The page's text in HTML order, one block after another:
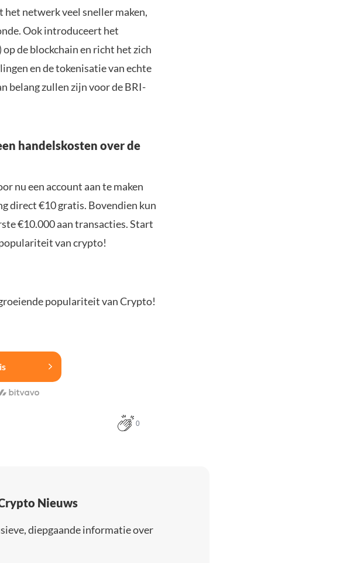
het netwerk veel sneller maken,
Ook introduceert het
de blockchain en richt het zich
en de tokenisatie van echte
belang zullen zijn voor de BRI-
handelskosten over de
nu een account aan te maken
direct €10 gratis. Bovendien kun
€10.000 aan transacties. Start
van crypto!
populariteit van Crypto!
0
Nieuws
diepgaande informatie over